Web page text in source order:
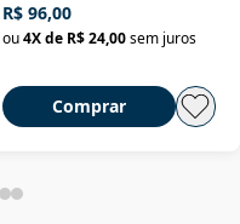
R$ 96,00
ou 4X de R$ 24,00 sem juros
Comprar